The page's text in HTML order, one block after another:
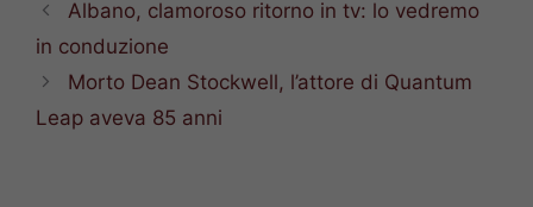
Albano, clamoroso ritorno in tv: lo vedremo
in conduzione
Morto Dean Stockwell, l’attore di Quantum
Leap aveva 85 anni